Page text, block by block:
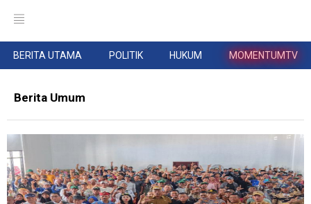
BERITA UTAMA POLITIK HUKUM MOMENTUMTV
Berita Umum